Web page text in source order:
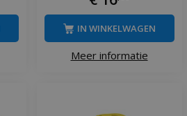
Meer informatie
IN WINKELWAGEN